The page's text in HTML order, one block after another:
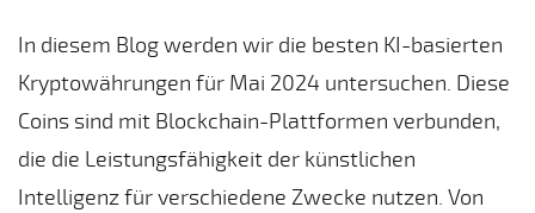
In diesem Blog werden wir die besten KI-basierten
Kryptowährungen für Mai 2024 untersuchen. Diese
Coins sind mit Blockchain-Plattformen verbunden,
die die Leistungsfähigkeit der künstlichen
Intelligenz für verschiedene Zwecke nutzen. Von